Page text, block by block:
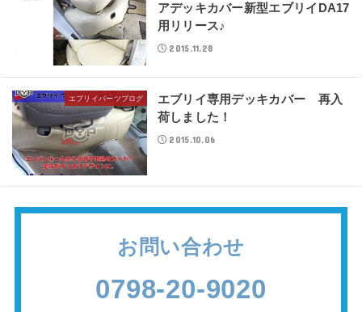
アデッキカバー新型エブリイDA17
用リリース♪
2015.11.28
エブリイパーツブログ
エブリイ専用デッキカバー 再入
荷しました！
2015.10.06
お問い合わせ
0798-20-9020